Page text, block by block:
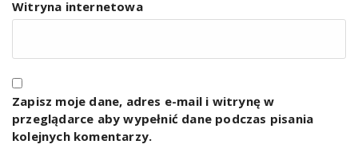
Witryna internetowa
Zapisz moje dane, adres e-mail i witrynę w
przeglądarce aby wypełnić dane podczas pisania
kolejnych komentarzy.